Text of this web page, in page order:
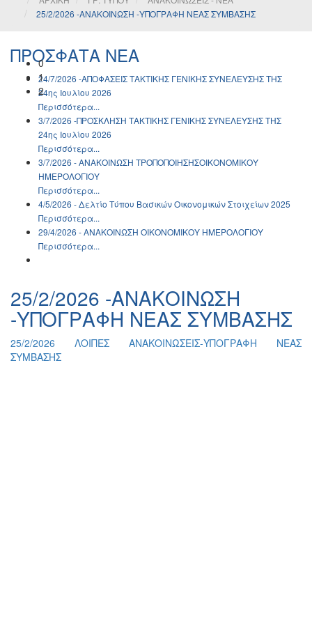
0
1
2
25/2/2026 -ΑΝΑΚΟΙΝΩΣΗ -ΥΠΟΓΡΑΦΗ ΝΕΑΣ ΣΥΜΒΑΣΗΣ
ΠΡΟΣΦΑΤΑ ΝΕΑ
24/7/2026 -ΑΠΟΦΑΣΕΙΣ ΤΑΚΤΙΚΗΣ ΓΕΝΙΚΗΣ ΣΥΝΕΛΕΥΣΗΣ ΤΗΣ
24ης Ιουλίου 2026
Περισσότερα...
3/7/2026 -ΠΡΟΣΚΛΗΣΗ ΤΑΚΤΙΚΗΣ ΓΕΝΙΚΗΣ ΣΥΝΕΛΕΥΣΗΣ ΤΗΣ
24ης Ιουλίου 2026
Περισσότερα...
3/7/2026 - ΑΝΑΚΟΙΝΩΣH ΤΡΟΠΟΠΟΙΗΣΗΣΟΙΚΟΝΟΜΙΚΟΥ
ΗΜΕΡΟΛΟΓΙΟΥ
Περισσότερα...
4/5/2026 - Δελτίο Τύπου Βασικών Οικονομικών Στοιχείων 2025
Περισσότερα...
29/4/2026 - ΑΝΑΚΟΙΝΩΣH ΟΙΚΟΝΟΜΙΚΟΥ ΗΜΕΡΟΛΟΓΙΟΥ
Περισσότερα...
25/2/2026 -ΑΝΑΚΟΙΝΩΣΗ
-ΥΠΟΓΡΑΦΗ ΝΕΑΣ ΣΥΜΒΑΣΗΣ
25/2/2026 ΛΟΙΠΕΣ ΑΝΑΚΟΙΝΩΣΕΙΣ-ΥΠΟΓΡΑΦΗ ΝΕΑΣ
ΣΥΜΒΑΣΗΣ